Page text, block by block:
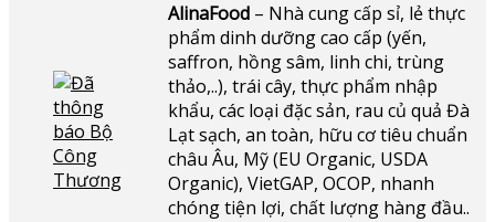
AlinaFood– Nhà cung cấp sỉ, lẻ thực
phẩm dinh dưỡng cao cấp (yến,
saffron, hồng sâm, linh chi, trùng
thảo,..), trái cây, thực phẩm nhập
khẩu, các loại đặc sản, rau củ quả Đà
Lạt sạch, an toàn, hữu cơ tiêu chuẩn
châu Âu, Mỹ (EU Organic, USDA
Organic), VietGAP, OCOP, nhanh
chóng tiện lợi, chất lượng hàng đầu..